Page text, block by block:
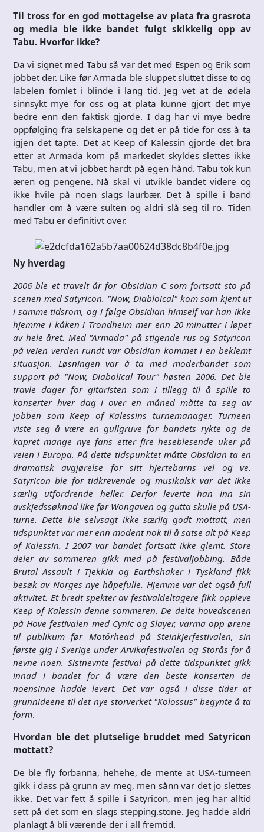
Til tross for en god mottagelse av plata fra grasrota
og media ble ikke bandet fulgt skikkelig opp av
Tabu. Hvorfor ikke?
Da vi signet med Tabu så var det med Espen og Erik som
jobbet der. Like før Armada ble sluppet sluttet disse to og
labelen fomlet i blinde i lang tid. Jeg vet at de ødela
sinnsykt mye for oss og at plata kunne gjort det mye
bedre enn den faktisk gjorde. I dag har vi mye bedre
oppfølging fra selskapene og det er på tide for oss å ta
igjen det tapte. Det at Keep of Kalessin gjorde det bra
etter at Armada kom på markedet skyldes slettes ikke
Tabu, men at vi jobbet hardt på egen hånd. Tabu tok kun
æren og pengene. Nå skal vi utvikle bandet videre og
ikke hvile på noen slags laurbær. Det å spille i band
handler om å være sulten og aldri slå seg til ro. Tiden
med Tabu er definitivt over.
Ny hverdag
2006 ble et travelt år for Obsidian C som fortsatt sto på
scenen med Satyricon. "Now, Diabloical" kom som kjent ut
i samme tidsrom, og i følge Obsidian himself var han ikke
hjemme i kåken i Trondheim mer enn 20 minutter i løpet
av hele året. Med "Armada" på stigende rus og Satyricon
på veien verden rundt var Obsidian kommet i en beklemt
situasjon. Løsningen var å ta med moderbandet som
support på "Now, Diabolical Tour" høsten 2006. Det ble
travle dager for gitaristen som i tillegg til å spille to
konserter hver dag i over en måned måtte ta seg av
jobben som Keep of Kalessins turnemanager. Turneen
viste seg å være en gullgruve for bandets rykte og de
kapret mange nye fans etter fire heseblesende uker på
veien i Europa. På dette tidspunktet måtte Obsidian ta en
dramatisk avgjørelse for sitt hjertebarns vel og ve.
Satyricon ble for tidkrevende og musikalsk var det ikke
særlig utfordrende heller. Derfor leverte han inn sin
avskjedssøknad like før Wongaven og gutta skulle på USA-
turne. Dette ble selvsagt ikke særlig godt mottatt, men
tidspunktet var mer enn modent nok til å satse alt på Keep
of Kalessin. I 2007 var bandet fortsatt ikke glemt. Store
deler av sommeren gikk med på festivaljobbing. Både
Brutal Assault i Tjekkia og Earthshaker i Tyskland fikk
besøk av Norges nye håpefulle. Hjemme var det også full
aktivitet. Et bredt spekter av festivaldeltagere fikk oppleve
Keep of Kalessin denne sommeren. De delte hovedscenen
på Hove festivalen med Cynic og Slayer, varma opp ørene
til publikum før Motörhead på Steinkjerfestivalen, sin
første gig i Sverige under Arvikafestivalen og Storås for å
nevne noen. Sistnevnte festival på dette tidspunktet gikk
innad i bandet for å være den beste konserten de
noensinne hadde levert. Det var også i disse tider at
grunnideene til det nye storverket "Kolossus" begynte å ta
form.
Hvordan ble det plutselige bruddet med Satyricon
mottatt?
De ble fly forbanna, hehehe, de mente at USA-turneen
gikk i dass på grunn av meg, men sånn var det jo slettes
ikke. Det var fett å spille i Satyricon, men jeg har alltid
sett på det som en slags stepping.stone. Jeg hadde aldri
planlagt å bli værende der i all fremtid.